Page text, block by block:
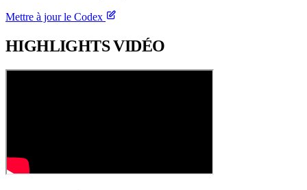
Mettre à jour le Codex
HIGHLIGHTSVIDÉO